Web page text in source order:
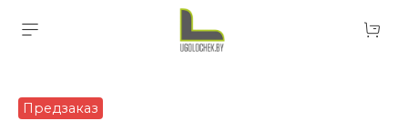
Предзаказ